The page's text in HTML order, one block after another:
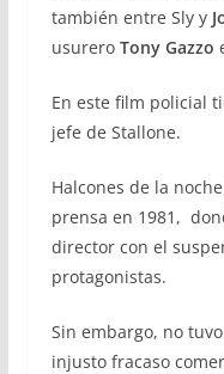
también entre Sly y
usurero Tony Gazzo
En este film policial
jefe de Stallone.
Halcones de la
prensa en 1981,
director con el
protagonistas.
Sin embargo, no
injusto fracaso